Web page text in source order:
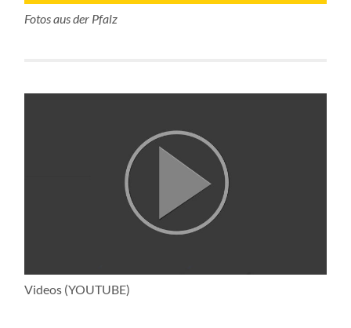
Fotos aus der Pfalz
Videos (YOUTUBE)